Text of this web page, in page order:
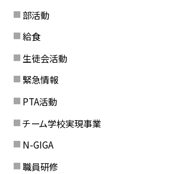
部活動
給食
生徒会活動
緊急情報
PTA活動
チーム学校実現事業
N-GIGA
職員研修